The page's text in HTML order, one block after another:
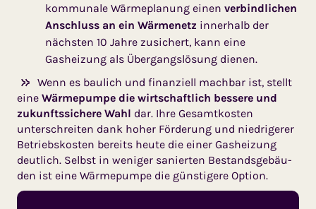
kommunale Wärmeplanung einen ver­bind­lichen
Anschluss an ein Wärmenetz innerhalb der
nächsten 10 Jahre zusichert, kann eine
Gasheizung als Übergangslösung dienen.
Wenn es baulich und finanziell machbar ist, stellt
eine Wärme­pumpe die wirtschaftlich bessere und
zukunftssichere Wahl dar. Ihre Gesamtkosten
unterschreiten dank hoher Förderung und niedrigerer
Betriebskosten bereits heute die einer Gasheizung
deutlich. Selbst in weniger sanierten Bestandsgebäu­
den ist eine Wärmepumpe die güns­tigere Option.